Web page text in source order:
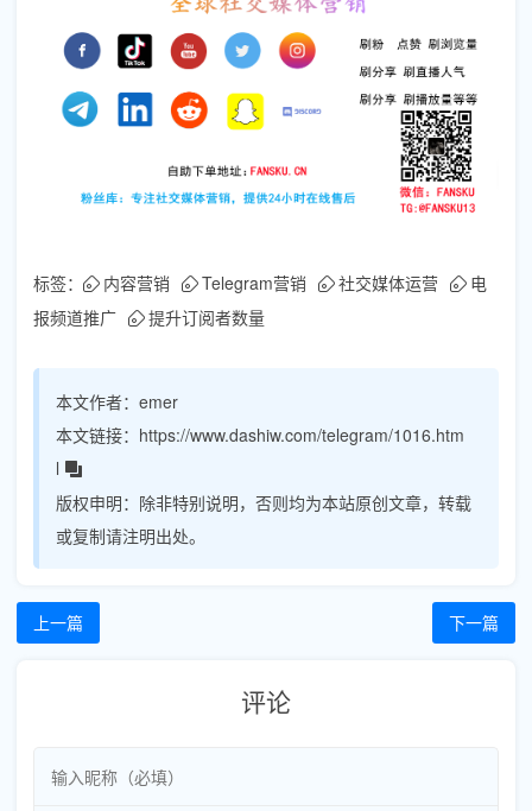
标签： 内容营销 Telegram营销 社交媒体运营
电
报频道推广
提升订阅者数量
本文作者： emer
本文链接： https://www.dashiw.com/telegram/1016.htm
l
版权申明： 除非特别说明，否则均为本站原创文章，转载
或复制请注明出处。
上一篇 下一篇
评论